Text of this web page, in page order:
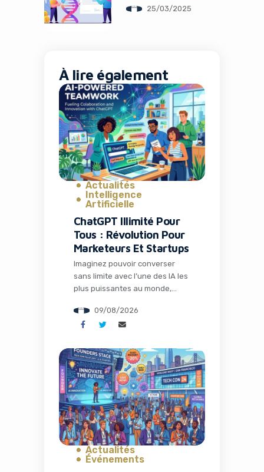
25/03/2025
À lire également
Actualités
Intelligence
Artificielle
ChatGPT Illimité Pour
Tous : Révolution Pour
Marketeurs Et Startups
Imaginez pouvoir converser
sans limite avec l’une des IA les
plus puissantes au monde,
désormais une réalité grâce à
la dernière annonce d’OpenAI
l’intelligence artificielle. Pour les
professionnels du marketing,
les entrepreneurs et les
équipes de startups, cette
évolution représente bien plus
qu’une simple mise à […]
09/08/2026
Actualités
Événements